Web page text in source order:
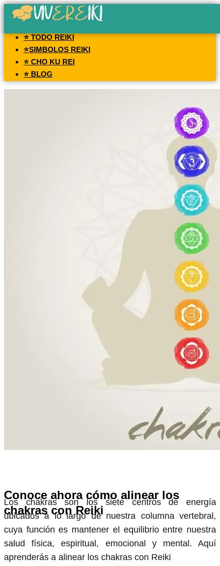
⭐ TODO REIKI
⭐SIMBOLOS REIKI
⭐ CHO KU REI
⭐ BLOG
Conoce ahora cómo alinear los
chakras con Reiki
Los chakras son los siete centros de energía
ubicados a lo largo de nuestra columna vertebral,
cuya función es mantener el equilibrio entre nuestra
salud física, espiritual, emocional y mental. Aquí
aprenderás a alinear los chakras con Reiki